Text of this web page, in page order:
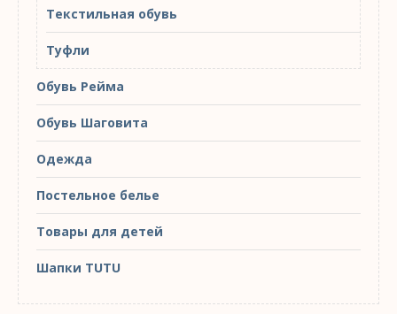
Текстильная обувь
Туфли
Обувь Рейма
Обувь Шаговита
Одежда
Постельное белье
Товары для детей
Шапки TUTU